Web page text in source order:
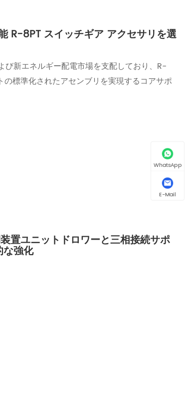
R-8PT スイッチギア アクセサリを選
新エネルギー配電市場を支配しており、R-
標準化されたアセンブリを実現するコアサポ
ユニットドロワーと三相接続サポ
強化
WhatsApp
E-Mail